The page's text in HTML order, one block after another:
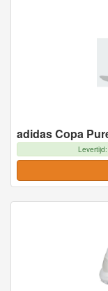
Levertijd: